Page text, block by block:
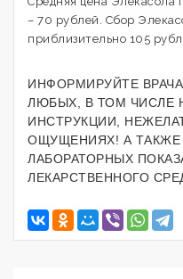
– 70 рублей. Сбор
приблизительно 105
ИНФОРМИРУЙТЕ
ЛЮБЫХ, В ТОМ ЧИСЛЕ
ИНСТРУКЦИИ,
ОЩУЩЕНИЯХ! А ТАКЖЕ
ЛАБОРАТОРНЫХ
ЛЕКАРСТВЕННОГО